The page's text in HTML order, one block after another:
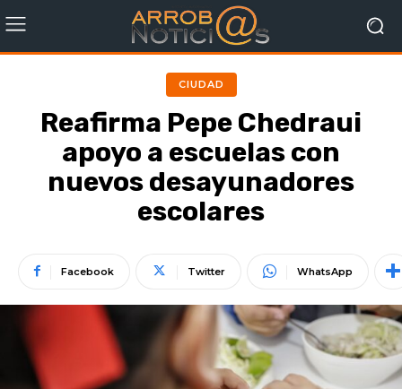
CIUDAD
Reafirma Pepe Chedraui
apoyo a escuelas con
nuevos desayunadores
escolares
Facebook Twitter WhatsApp